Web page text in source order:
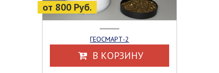
от 800 Руб.
ГЕОСМАРТ-2
В КОРЗИНУ